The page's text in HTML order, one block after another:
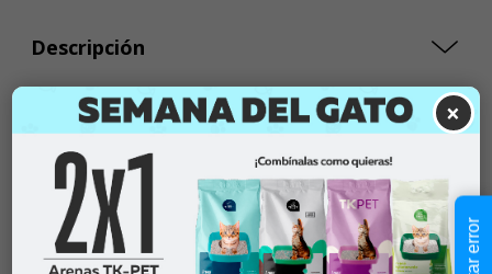
Descripción
Cantidad:
-
$22.990
Añadir al carrito
×